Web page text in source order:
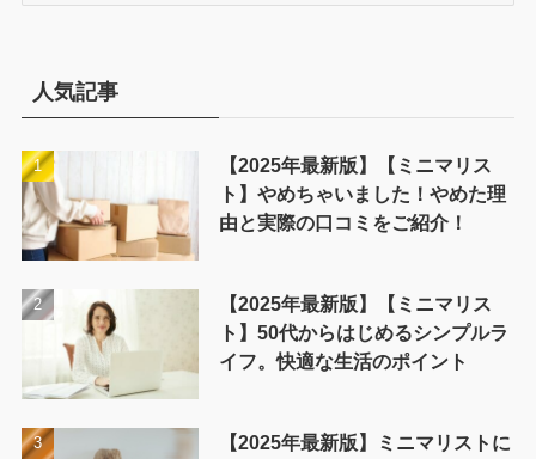
人気記事
【2025年最新版】【ミニマリス
ト】やめちゃいました！やめた理
由と実際の口コミをご紹介！
【2025年最新版】【ミニマリス
ト】50代からはじめるシンプルラ
イフ。快適な生活のポイント
【2025年最新版】ミニマリストに